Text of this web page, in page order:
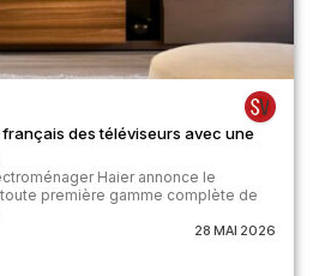
des téléviseurs avec une
Haier annonce le
première gamme complète de
28 MAI 2026